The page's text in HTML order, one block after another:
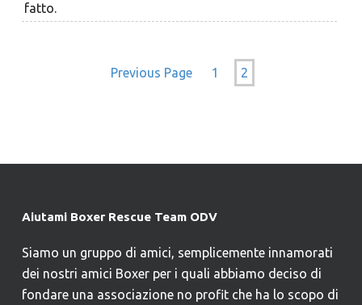
fatto.
Previous Page 1 2
Aiutami Boxer Rescue Team ODV
Siamo un gruppo di amici, semplicemente innamorati
dei nostri amici Boxer per i quali abbiamo deciso di
fondare una associazione no profit che ha lo scopo di